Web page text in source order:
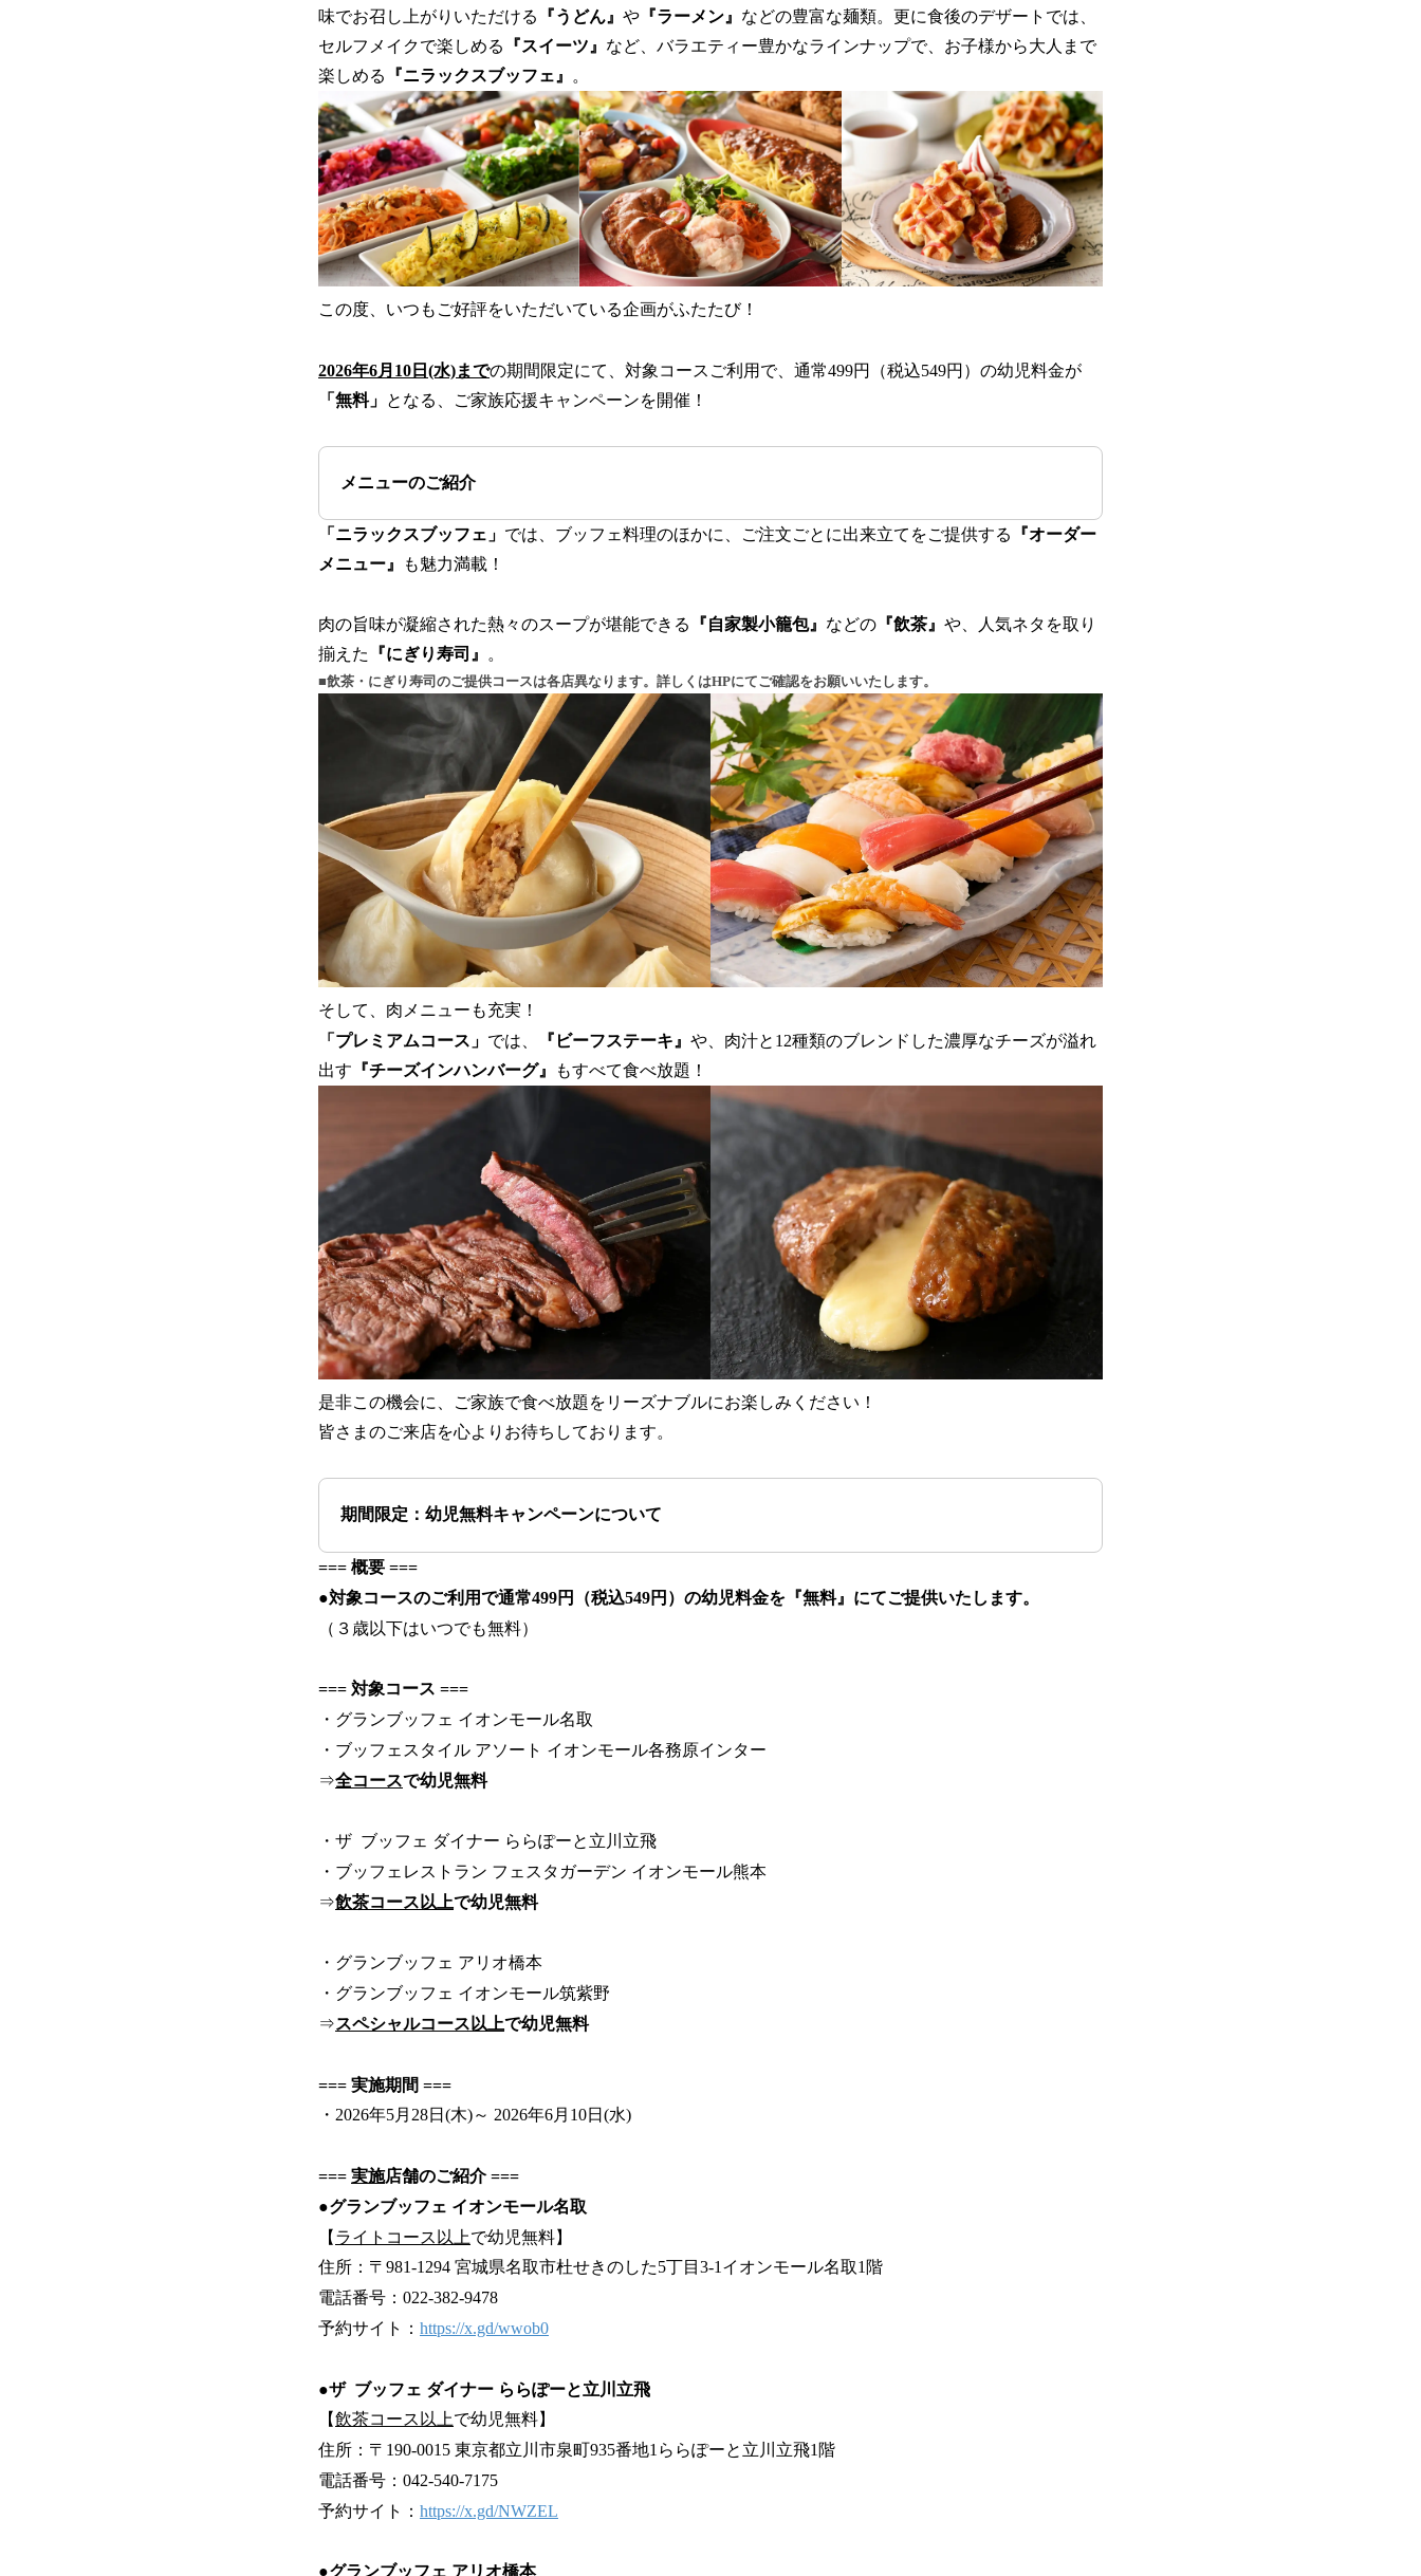
味でお召し上がりいただける
『うどん』 や 『ラーメン』 などの豊富な麺類。更に食後のデザートでは、
セルフメイクで楽しめる
『スイーツ』 など、バラエティー豊かなラインナップで、お子様から大人まで
楽しめる
『ニラックスブッフェ』 。
この度、いつもご好評をいただいている企画がふたたび！
2026年6月10日(水)までの期間限定にて、対象コースご利用で、通常499円（税込549円）の幼児料金が
「無料」 となる、ご家族応援キャンペーンを開催！
メニューのご紹介
「ニラックスブッフェ」 では、ブッフェ料理のほかに、ご注文ごとに出来立てをご提供する
『オーダー
メニュー』
も魅力満載！
肉の旨味が凝縮された熱々のスープが堪能できる 『自家製小籠包』 などの 『飲茶』 や、人気ネタを取り
揃えた
『にぎり寿司』 。
■飲茶・にぎり寿司のご提供コースは各店異なります。詳しくはHPにてご確認をお願いいたします。
そして、肉メニューも充実！
「プレミアムコース」 では、 『ビーフステーキ』 や、肉汁と12種類のブレンドした濃厚なチーズが溢れ
出す 『チーズインハンバーグ』 もすべて食べ放題！
是非この機会に、ご家族で食べ放題をリーズナブルにお楽しみください！
皆さまのご来店を心よりお待ちしております。
期間限定：幼児無料キャンペーンについて
=== 概要 ===
●対象コースのご利用で通常499円（税込549円）の幼児料金を『無料』にてご提供いたします。
（３歳以下はいつでも無料）
=== 対象コース ===
・グランブッフェ イオンモール名取
・ブッフェスタイル アソート イオンモール各務原インター
⇒全コースで幼児無料
・ザ ブッフェ ダイナー ららぽーと立川立飛
・ブッフェレストラン フェスタガーデン イオンモール熊本
⇒飲茶コース以上で幼児無料
・グランブッフェ アリオ橋本
・グランブッフェ イオンモール筑紫野
⇒スペシャルコース以上で幼児無料
=== 実施期間 ===
・2026年5月28日(木)～ 2026年6月10日(水)
=== 実施店舗のご紹介 ===
●グランブッフェ イオンモール名取
【 ライトコース以上で幼児無料】
住所：〒981-1294 宮城県名取市杜せきのした5丁目3-1イオンモール名取1階
電話番号：022-382-9478
予約サイト： https://x.gd/wwob0
●ザ ブッフェ ダイナー ららぽーと立川立飛
【飲茶コース以上で幼児無料】
住所：〒190-0015 東京都立川市泉町935番地1ららぽーと立川立飛1階
電話番号：042-540-7175
予約サイト： https://x.gd/NWZEL
●グランブッフェ アリオ橋本